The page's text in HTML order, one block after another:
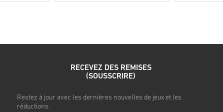
RECEVEZ DES REMISES
(SOUSSCRIRE)
Restez à jour avec les dernières nouvelles de jeux et les
réductions.